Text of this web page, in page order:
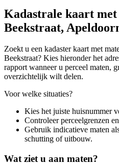
Kadastrale kaart
Beekstraat,
Zoekt u een kadaster kaart met
Beekstraat? Kies hieronder het
rapport wanneer u perceel maten,
overzichtelijk wilt delen.
Voor welke situaties?
Kies het juiste huisnummer
Controleer perceelgrenzen
Gebruik indicatieve maten
schutting of uitbouw.
Wat ziet u aan maten?